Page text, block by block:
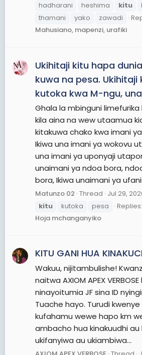
hadharani
heshima kitu
thamani
yako zawadi
Mahusiano, mapenzi, urafiki
Ukihitaji kitu hapa
kuwa na pesa.
kutoka kwa M-ngu,
Ghala la mbinguni limefurika
kila aina na wew utaamua
kitakuwa chako kwa imani
Ikiwa una imani ya wokovu
una imani ya uponyaji
unaimani ya ndoa bora,
bora, Ikiwa unaimani ya
Matunzo 02 Thread Jul 29,
kitu
kutoka pesa
Hoja mchanganyiko
KITU GANI HUA
Wakuu, nijitambulishe!
naitwa AXIOM APEX
ninayoitumia JF sina ID
Tuache hayo. Turudi
kufahamu wewe hapo km
ambacho hua kinakuudhi au
ukifanyiwa au ukiambiwa...